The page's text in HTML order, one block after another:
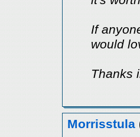
If
would
Thanks
Morrisstula